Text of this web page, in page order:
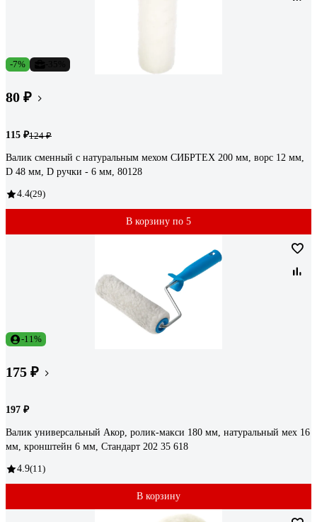
-7%
80 ₽
115 ₽124 ₽
Валик сменный с натуральным мехом СИБРТЕХ 200 мм, ворс 12 мм,
D 48 мм, D ручки - 6 мм, 80128
4.4(29)
В корзину по 5
-11%
175 ₽
197 ₽
Валик универсальный Акор, ролик-макси 180 мм, натуральный мех 16
мм, кронштейн 6 мм, Стандарт 202 35 618
4.9(11)
В корзину